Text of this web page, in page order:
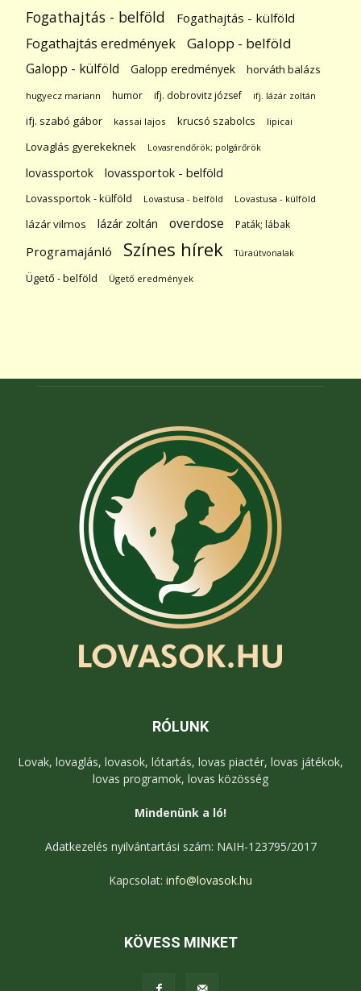
Fogathajtás - belföld Fogathajtás - külföld
Fogathajtás eredmények Galopp - belföld
Galopp - külföld Galopp eredmények horváth balázs
hugyecz mariann humor ifj. dobrovitz józsef ifj. lázár zoltán
ifj. szabó gábor kassai lajos krucsó szabolcs lipicai
Lovaglás gyerekeknek Lovasrendőrök; polgárőrök
lovassportok lovassportok - belföld
Lovassportok - külföld Lovastusa - belföld Lovastusa - külföld
lázár vilmos lázár zoltán overdose Paták; lábak
Programajánló Színes hírek Túraútvonalak
Ügető - belföld Ügető eredmények
RÓLUNK
Lovak, lovaglás, lovasok, lótartás, lovas piactér, lovas játékok,
lovas programok, lovas közösség
Mindenünk a ló!
Adatkezelés nyilvántartási szám: NAIH-123795/2017
Kapcsolat: info@lovasok.hu
KÖVESS MINKET